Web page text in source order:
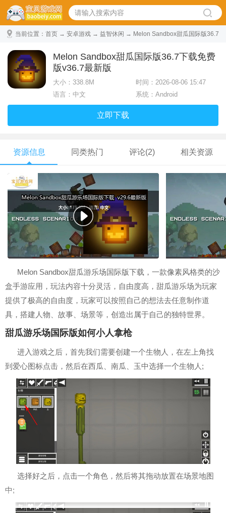
当前位置： 首页 → 安卓游戏 → 益智休闲 → Melon Sandbox甜瓜国际版36.7
Melon Sandbox甜瓜国际版36.7下载免费
版v36.7最新版
大小： 338.8M
时间：2026-08-06 15:47
语言：中文
系统：Android
立即下载
资源信息 同类热门 评论(2) 相关资源
Melon Sandbox甜瓜游乐场国际版下载，一款像素风格类的沙
盒手游应用，玩法内容十分灵活，自由度高，甜瓜游乐场为玩家
提供了极高的自由度，玩家可以按照自己的想法去任意制作道
具，搭建人物、故事、场景等，创造出属于自己的独特世界。
甜瓜游乐场国际版如何小人拿枪
进入游戏之后，首先我们需要创建一个生物人，在左上角找
到爱心图标点击，然后在西瓜、南瓜、玉中选择一个生物人;
选择好之后，点击一个角色，然后将其拖动放置在场景地图
中;